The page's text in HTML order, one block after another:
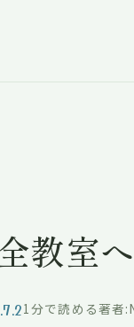
教室
1分で読める著者